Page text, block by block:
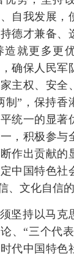
自我发展，
德才兼备、
造就更多更
确保人民军
主权、安全
制”，保持香
统一的显著
，积极参与
作出贡献的
中国特色社
、文化自信的
坚持以马克
、“三个代
代中国特色